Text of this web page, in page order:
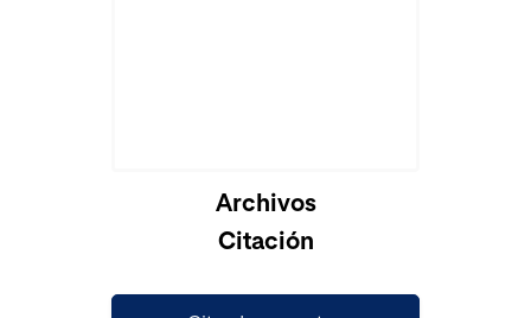
Archivos
Citación